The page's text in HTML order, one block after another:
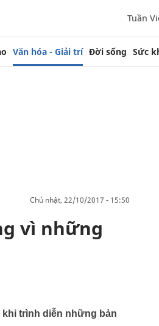
Tuần
Văn hóa - Giải trí Đời sống Sức
chủ nhật, 22/10/2017 - 15:50
vì những
khi trình diễn những bản